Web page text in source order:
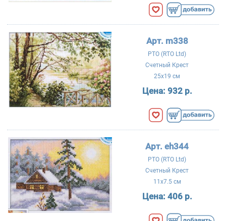
Арт. m338
РТО (RTO Ltd)
Счетный Крест
25x19 см
Цена: 932 р.
Арт. eh344
РТО (RTO Ltd)
Счетный Крест
11x7.5 см
Цена: 406 р.